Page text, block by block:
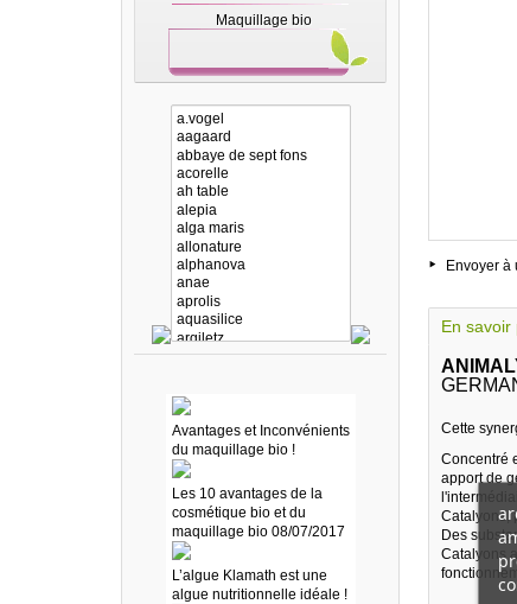
Maquillage bio
Avantages et Inconvénients
du maquillage bio !
Les 10 avantages de la
cosmétique bio et du
maquillage bio 08/07/2017
L’algue Klamath est une
algue nutritionnelle idéale !
Envoyer à
En savoir
Cette
Concentré
apport de
Catalyons,
Des
Catalyons